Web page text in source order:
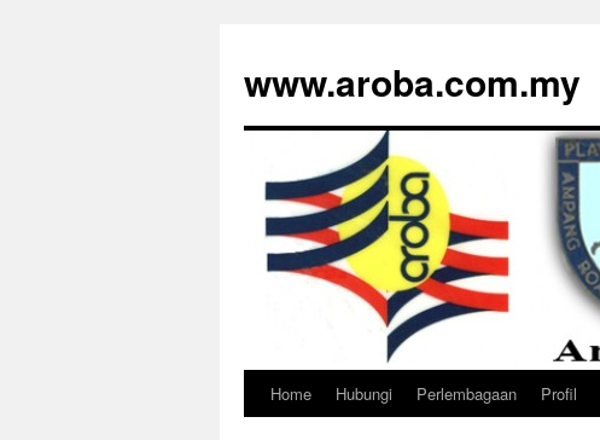
www.aroba.com.my
SkipHome Hubungi Perlembagaan Profil